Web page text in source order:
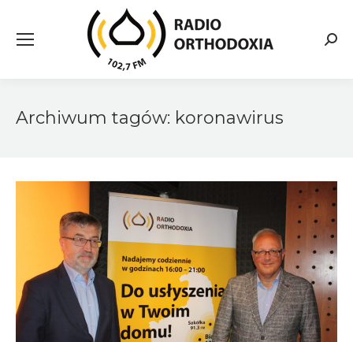
Archiwum tagów: koronawirus